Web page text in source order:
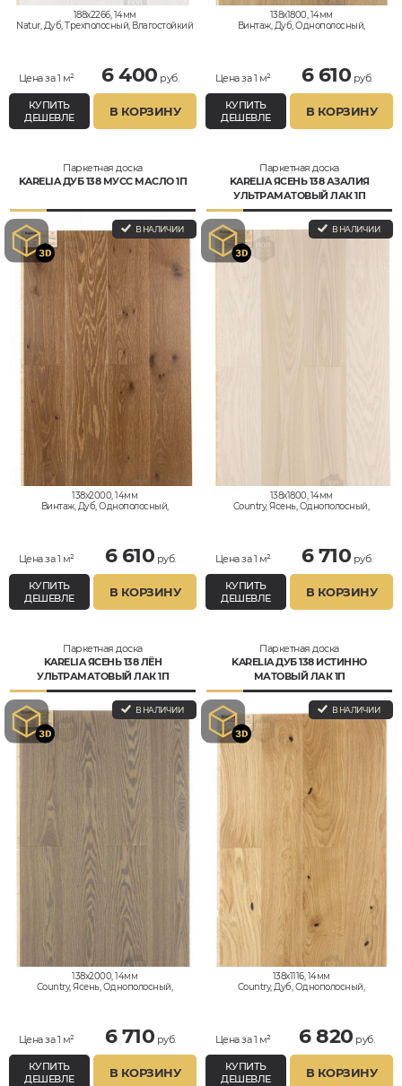
188x2266, 14мм
Natur, Дуб, Трехполосный, Влагостойкий
Цена за 1 м² 6 400 руб.
КУПИТЬ
ДЕШЕВЛЕ
В КОРЗИНУ
138x1800, 14мм
Винтаж, Дуб, Однополосный,
Цена за 1 м² 6 610 руб.
КУПИТЬ
ДЕШЕВЛЕ
В КОРЗИНУ
Паркетная доска
KARELIA ДУБ 138 МУСС МАСЛО 1П
В НАЛИЧИИ
138x2000, 14мм
Винтаж, Дуб, Однополосный,
Цена за 1 м² 6 610 руб.
КУПИТЬ
ДЕШЕВЛЕ
В КОРЗИНУ
Паркетная доска
KARELIA ЯСЕНЬ 138 АЗАЛИЯ
УЛЬТРАМАТОВЫЙ ЛАК 1П
В НАЛИЧИИ
138x1800, 14мм
Country, Ясень, Однополосный,
Цена за 1 м² 6 710 руб.
КУПИТЬ
ДЕШЕВЛЕ
В КОРЗИНУ
Паркетная доска
KARELIA ЯСЕНЬ 138 ЛЁН
УЛЬТРАМАТОВЫЙ ЛАК 1П
В НАЛИЧИИ
138x2000, 14мм
Country, Ясень, Однополосный,
Цена за 1 м² 6 710 руб.
КУПИТЬ
ДЕШЕВЛЕ
В КОРЗИНУ
Паркетная доска
KARELIA ДУБ 138 ИСТИННО
МАТОВЫЙ ЛАК 1П
В НАЛИЧИИ
138x1116, 14мм
Country, Дуб, Однополосный,
Цена за 1 м² 6 820 руб.
КУПИТЬ
ДЕШЕВЛЕ
В КОРЗИНУ